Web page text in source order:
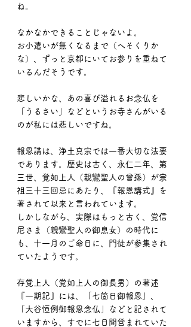
ね。
なかなかできることじゃないよ。
お小遣いが無くなるまで（へそくりか
な）、ずっと京都にいてお参りを重ねて
いるんだそうです。
悲しいかな、あの喜び溢れるお念仏を
「うるさい」などというお寺さんがいる
のが私には悲しいですね。
報恩講は、浄土真宗では一番大切な法要
であります。歴史は古く、永仁二年、第
三世、覚如上人（親鸞聖人の曾孫）が宗
祖三十三回忌にあたり、『報恩講式』を
著されて以来と言われています。
しかしながら、実際はもっと古く、覚信
尼さま（親鸞聖人の御息女）の時代に
も、十一月のご命日に、門徒が参集され
ていたようです。
存覚上人（覚如上人の御長男）の著述
『一期記』には、「七箇日御報恩」、
「大谷恒例御報恩念仏」などと記されて
いますから、すでに七日間営まれていた